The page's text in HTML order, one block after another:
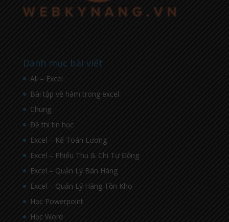
Danh mục bài viết
All – Excel
Bài tập về hàm trong excel
Chung
Đề thi tin học
Excel – Kế Toán Lương
Excel – Phiếu Thu & Chi Tự Động
Excel – Quản Lý Bán Hàng
Excel – Quản Lý Hàng Tồn Kho
Học Powerpoint
Học Word